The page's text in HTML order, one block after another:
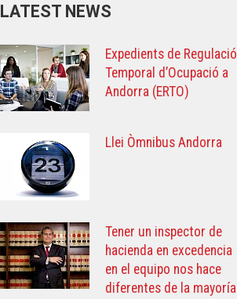
LATEST NEWS
Expedients de Regulació
Temporal d’Ocupació a
Andorra (ERTO)
Llei Òmnibus Andorra
Tener un inspector de
hacienda en excedencia
en el equipo nos hace
diferentes de la mayoría